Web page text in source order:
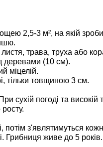
2,5-3 м², на якій
трава, труха або
деревами (10 см).
міцелій.
тільки товщиною 3 см.
сухій погоді та високій
з'являтимуться
Грибниця живе до 5 років.